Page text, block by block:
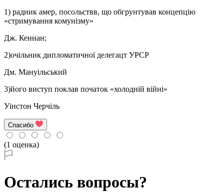
1) радник амер, посольствв, що обгрунтував концепцію
«стримування комунізму»
Дж. Кеннан;
2)очільник дипломатичної делегацт УРСР
Дм. Мануільський
3)його виступ поклав початок «холодній війні»
Уінстон Черчіль
Спасибо
(1 оценка)
Остались вопросы?